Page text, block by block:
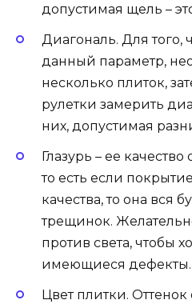
допустимая щель –
Диагональ. Для того,
данный параметр,
несколько плиток,
рулетки замерить
них, допустимая
Глазурь – ее
то есть если
качества, то она вся
трещинок.
против света, чтобы
имеющиеся дефекты.
Цвет плитки. Оттенок